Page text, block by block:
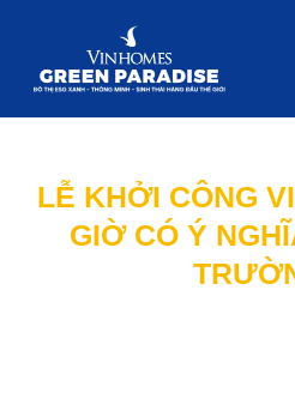
LỄ KHỞI CÔNG
GIỜ CÓ Ý